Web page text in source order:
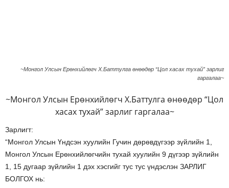
~Монгол Улсын Ерөнхийлөгч Х.Баттулга өнөөдөр “Цол хасах тухай” зарлиг
гаргалаа~
~Монгол Улсын Ерөнхийлөгч Х.Баттулга өнөөдөр “Цол
хасах тухай” зарлиг гаргалаа~
Зарлигт:
“Монгол Улсын Үндсэн хуулийн Гучин дөрөвдүгээр зүйлийн 1,
Монгол Улсын Ерөнхийлөгчийн тухай хуулийн 9 дүгээр зүйлийн
1, 15 дугаар зүйлийн 1 дэх хэсгийг тус тус үндэслэн ЗАРЛИГ
БОЛГОХ нь: